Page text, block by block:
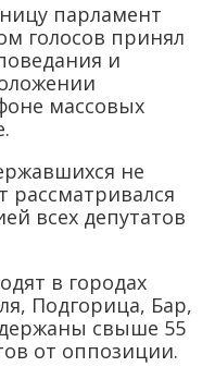
парламент
голосов принял
и
массовых
не
рассматривался
всех депутатов
в городах
Подгорица, Бар,
свыше 55
от оппозиции.